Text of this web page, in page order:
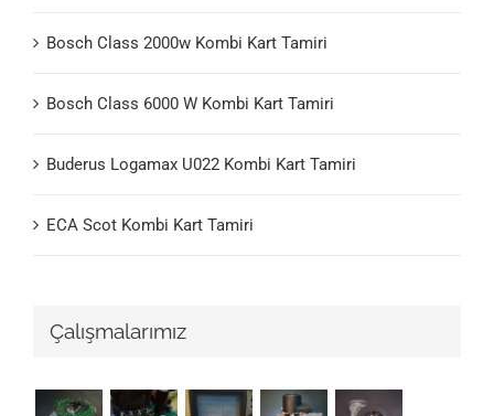
Bosch Class 2000w Kombi Kart Tamiri
Bosch Class 6000 W Kombi Kart Tamiri
Buderus Logamax U022 Kombi Kart Tamiri
ECA Scot Kombi Kart Tamiri
Çalışmalarımız